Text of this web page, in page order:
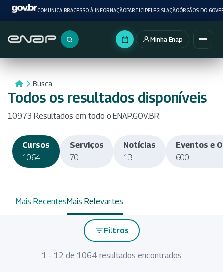
COMUNICA BRACESSO À INFORMAÇÃOPARTICIPELEGISLAÇÃOÓRGÃOS DO
Buscar no portal
Minha Enap
Busca
Todos os resultados disponíveis
10973 Resultados em todo o ENAP.GOV.BR
Cursos
1064
Serviços
70
Notícias
13
Eventos e
600
Mais RecentesMais Relevantes
filter_listFiltros
1 - 12 de 1064 resultados encontrados